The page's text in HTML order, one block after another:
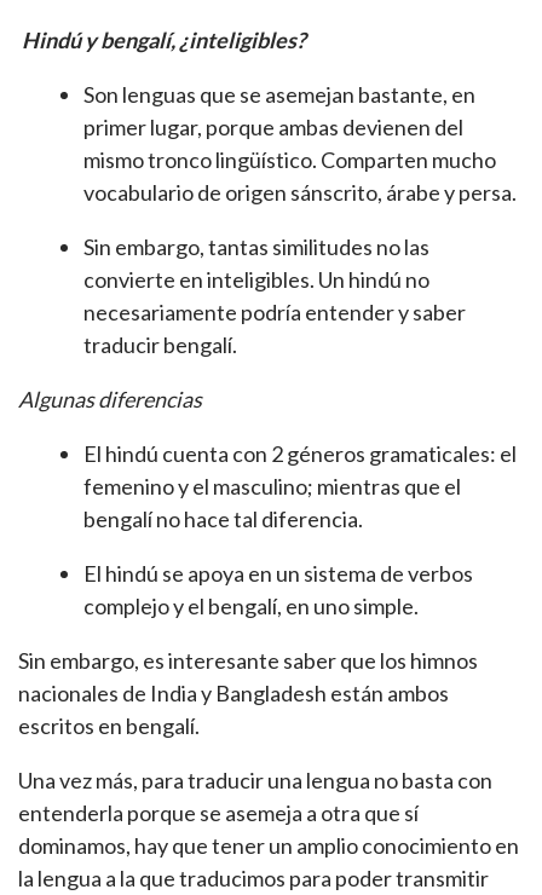
Hindú y bengalí, ¿inteligibles?
Son lenguas que se asemejan bastante, en
primer lugar, porque ambas devienen del
mismo tronco lingüístico. Comparten mucho
vocabulario de origen sánscrito, árabe y persa.
Sin embargo, tantas similitudes no las
convierte en inteligibles. Un hindú no
necesariamente podría entender y saber
traducir bengalí.
Algunas diferencias
El hindú cuenta con 2 géneros gramaticales: el
femenino y el masculino; mientras que el
bengalí no hace tal diferencia.
El hindú se apoya en un sistema de verbos
complejo y el bengalí, en uno simple.
Sin embargo, es interesante saber que los himnos
nacionales de India y Bangladesh están ambos
escritos en bengalí.
Una vez más, para traducir una lengua no basta con
entenderla porque se asemeja a otra que sí
dominamos, hay que tener un amplio conocimiento en
la lengua a la que traducimos para poder transmitir